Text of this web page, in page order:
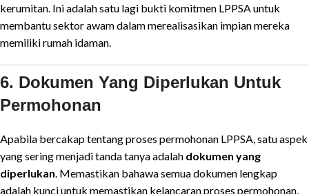
kerumitan. Ini adalah satu lagi bukti komitmen LPPSA untuk
membantu sektor awam dalam merealisasikan impian mereka
memiliki rumah idaman.
6. Dokumen Yang Diperlukan Untuk
Permohonan
Apabila bercakap tentang proses permohonan LPPSA, satu aspek
yang sering menjadi tanda tanya adalah dokumen yang
diperlukan . Memastikan bahawa semua dokumen lengkap
adalah kunci untuk memastikan kelancaran proses permohonan,